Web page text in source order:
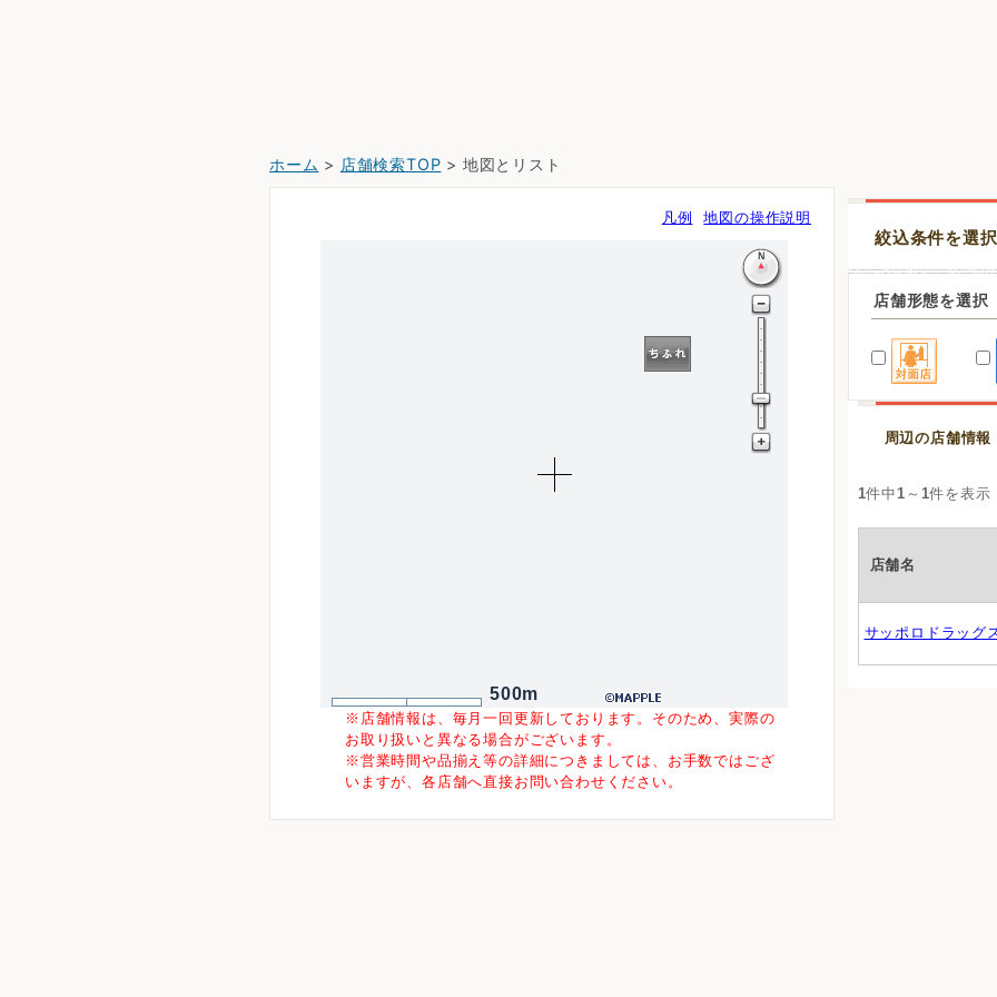
ホーム > 店舗検索TOP > 地図とリスト
凡例 地図の操作説明
500m
※店舗情報は、毎月一回更新しております。そのため、実際の
お取り扱いと異なる場合がございます。
※営業時間や品揃え等の詳細につきましては、お手数ではござ
いますが、各店舗へ直接お問い合わせください。
絞込条件を選
店舗形態を選択
周辺の店舗情報
1件中 1 ～ 1件を表示
店舗名
サッポロドラッグ